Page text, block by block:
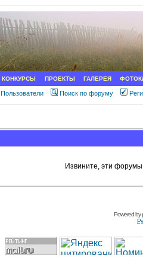
КОНКУРСЫ ПРОЕКТЫ ГАЛЕРЕЯ
Пользователи Поиск по форуму
Извините, эти
Powered by